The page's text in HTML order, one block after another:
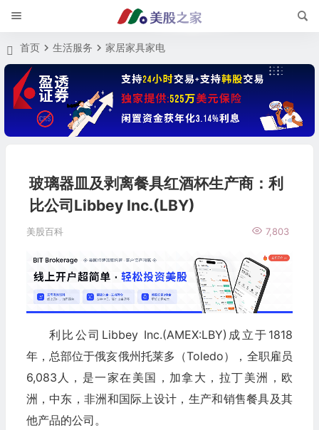
首页 生活服务 家居家具家电
玻璃器皿及剥离餐具红酒杯生产商：利
比公司Libbey Inc.(LBY)
美股百科 7,803
利比公司Libbey Inc.(AMEX:LBY)成立于1818
年，总部位于俄亥俄州托莱多（Toledo），全职雇员
6,083人，是一家在美国，加拿大，拉丁美洲，欧
洲，中东，非洲和国际上设计，生产和销售餐具及其
他产品的公司。